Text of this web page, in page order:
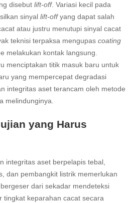
disebut lift-off. Variasi kecil pada
sinyal lift-offyang dapat salah
atau justru menutupi sinyal cacat
teknisi terpaksa mengupas coating
melakukan kontak langsung.
menciptakan titik masuk baru untuk
yang mempercepat degradasi
integritas aset terancam oleh metode
melindunginya.
yang Harus
integritas aset berpelapis tebal,
dan pembangkit listrik memerlukan
dari sekadar mendeteksi
tingkat keparahan cacat secara